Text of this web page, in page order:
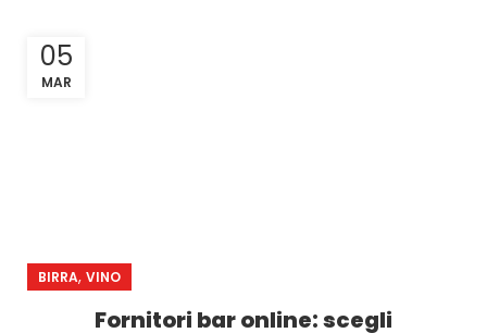
05
MAR
BIRRA, VINO
Fornitori bar online: scegli